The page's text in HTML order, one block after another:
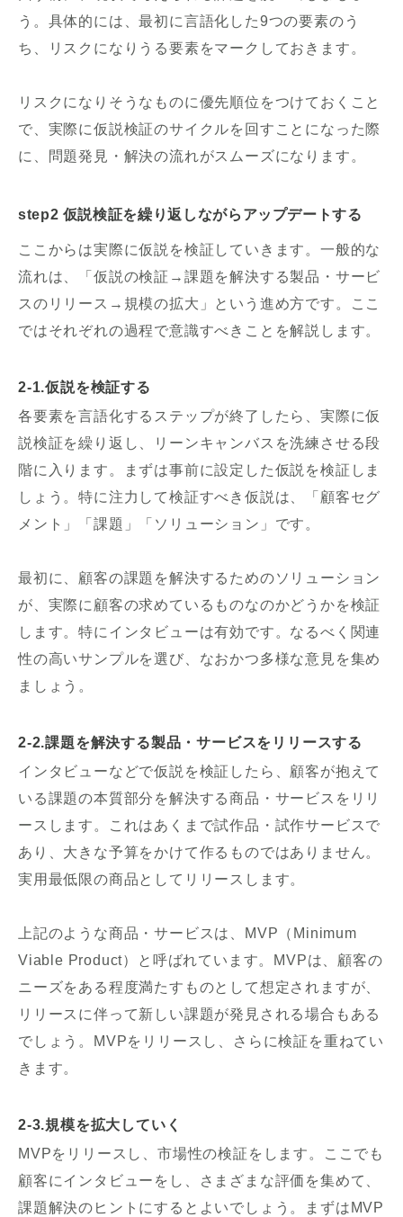
う。具体的には、最初に言語化した9つの要素のう
ち、リスクになりうる要素をマークしておきます。
リスクになりそうなものに優先順位をつけておくこと
で、実際に仮説検証のサイクルを回すことになった際
に、問題発見・解決の流れがスムーズになります。
step2 仮説検証を繰り返しながらアップデートする
ここからは実際に仮説を検証していきます。一般的な
流れは、「仮説の検証→課題を解決する製品・サービ
スのリリース→規模の拡大」という進め方です。ここ
ではそれぞれの過程で意識すべきことを解説します。
2-1.仮説を検証する
各要素を言語化するステップが終了したら、実際に仮
説検証を繰り返し、リーンキャンバスを洗練させる段
階に入ります。まずは事前に設定した仮説を検証しま
しょう。特に注力して検証すべき仮説は、「顧客セグ
メント」「課題」「ソリューション」です。
最初に、顧客の課題を解決するためのソリューション
が、実際に顧客の求めているものなのかどうかを検証
します。特にインタビューは有効です。なるべく関連
性の高いサンプルを選び、なおかつ多様な意見を集め
ましょう。
2-2.課題を解決する製品・サービスをリリースする
インタビューなどで仮説を検証したら、顧客が抱えて
いる課題の本質部分を解決する商品・サービスをリリ
ースします。これはあくまで試作品・試作サービスで
あり、大きな予算をかけて作るものではありません。
実用最低限の商品としてリリースします。
上記のような商品・サービスは、MVP（Minimum
Viable Product）と呼ばれています。MVPは、顧客の
ニーズをある程度満たすものとして想定されますが、
リリースに伴って新しい課題が発見される場合もある
でしょう。MVPをリリースし、さらに検証を重ねてい
きます。
2-3.規模を拡大していく
MVPをリリースし、市場性の検証をします。ここでも
顧客にインタビューをし、さまざまな評価を集めて、
課題解決のヒントにするとよいでしょう。まずはMVP